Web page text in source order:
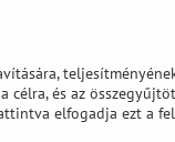
célra, és az
elfogadja ezt a